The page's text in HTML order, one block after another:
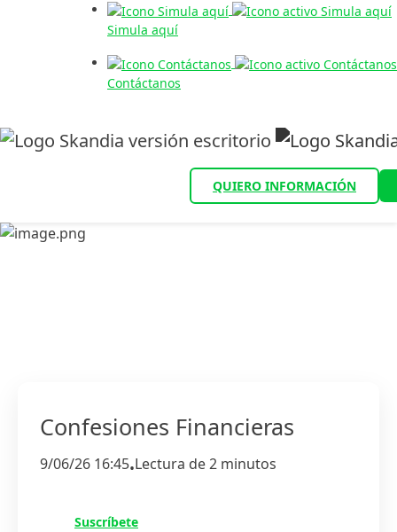
Simula aquí
Contáctanos
QUIERO INFORMACIÓN
Confesiones Financieras
9/06/26 16:45•Lectura de 2 minutos
Suscríbete